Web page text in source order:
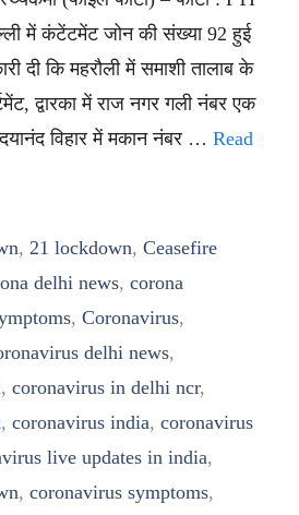
में कंटेंटमेंट जोन की संख्या 92 हुई
दी कि महरौली में समाशी तालाब के
द्वारका में राज नगर गली नंबर एक
विहार में मकान नंबर … Read
, 21 lockdown, Ceasefire
delhi news, corona
, Coronavirus,
delhi news,
, coronavirus in delhi ncr,
, coronavirus india, coronavirus
live updates in india,
, coronavirus symptoms,